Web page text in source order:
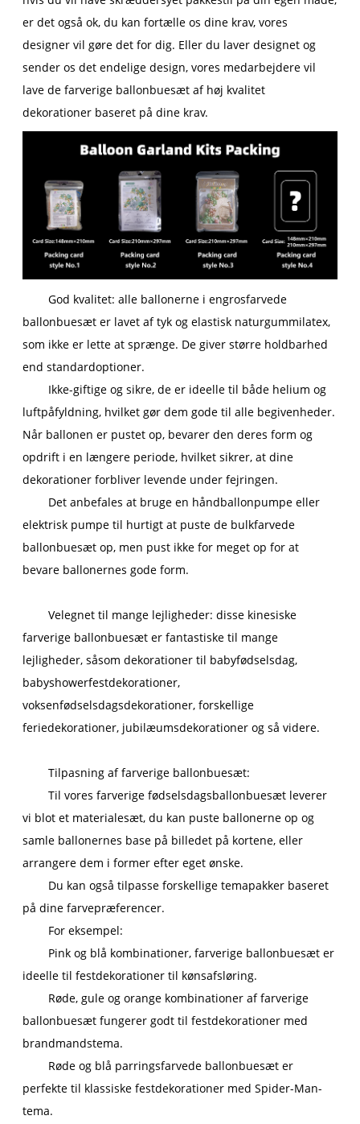
er det også ok, du kan fortælle os dine krav, vores
designer vil gøre det for dig. Eller du laver designet og
sender os det endelige design, vores medarbejdere vil
lave de farverige ballonbuesæt af høj kvalitet
dekorationer baseret på dine krav.
God kvalitet: alle ballonerne i engrosfarvede
ballonbuesæt er lavet af tyk og elastisk naturgummilatex,
som ikke er lette at sprænge. De giver større holdbarhed
end standardoptioner.
Ikke-giftige og sikre, de er ideelle til både helium og
luftpåfyldning, hvilket gør dem gode til alle begivenheder.
Når ballonen er pustet op, bevarer den deres form og
opdrift i en længere periode, hvilket sikrer, at dine
dekorationer forbliver levende under fejringen.
Det anbefales at bruge en håndballonpumpe eller
elektrisk pumpe til hurtigt at puste de bulkfarvede
ballonbuesæt op, men pust ikke for meget op for at
bevare ballonernes gode form.
Velegnet til mange lejligheder: disse kinesiske
farverige ballonbuesæt er fantastiske til mange
lejligheder, såsom dekorationer til babyfødselsdag,
babyshowerfestdekorationer,
voksenfødselsdagsdekorationer, forskellige
feriedekorationer, jubilæumsdekorationer og så videre.
Tilpasning af farverige ballonbuesæt:
Til vores farverige fødselsdagsballonbuesæt leverer
vi blot et materialesæt, du kan puste ballonerne op og
samle ballonernes base på billedet på kortene, eller
arrangere dem i former efter eget ønske.
Du kan også tilpasse forskellige temapakker baseret
på dine farvepræferencer.
For eksempel:
Pink og blå kombinationer, farverige ballonbuesæt er
ideelle til festdekorationer til kønsafsløring.
Røde, gule og orange kombinationer af farverige
ballonbuesæt fungerer godt til festdekorationer med
brandmandstema.
Røde og blå parringsfarvede ballonbuesæt er
perfekte til klassiske festdekorationer med Spider-Man-
tema.